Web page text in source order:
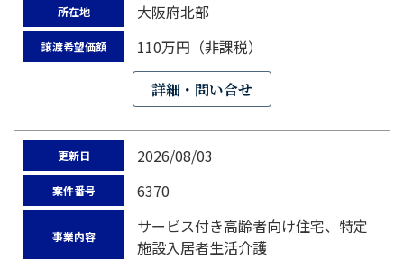
所在地 大阪府北部
譲渡希望価額 110万円（非課税）
詳細・問い合せ
更新日 2026/08/03
案件番号 6370
事業内容
サービス付き高齢者向け住宅、特定
施設入居者生活介護